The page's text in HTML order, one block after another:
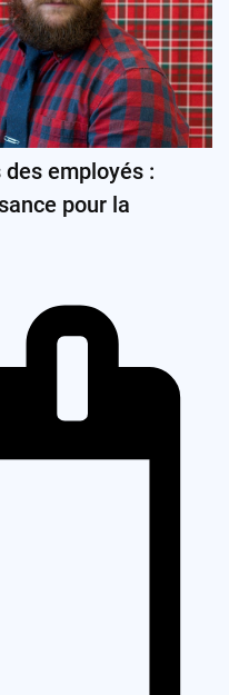
des employés :
pour la